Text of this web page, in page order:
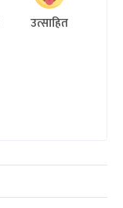
उत्साहित